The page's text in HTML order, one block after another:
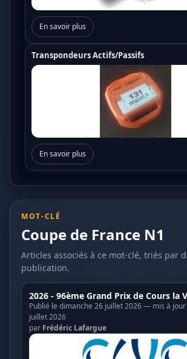
En savoir plus
Transpondeurs Actifs/Passifs
En savoir plus
MOT-CLÉ
Coupe de France N1
Articles associés à ce mot-clé, triés par
publication.
2026 - 96ème Grand Prix de Cours la
Publié le dimanche 26 juillet 2026 — mis à
juillet 2026
par Frédéric Lafargue